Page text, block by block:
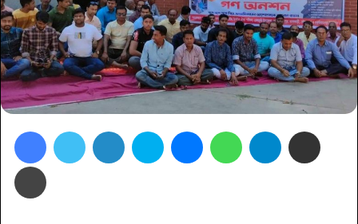
Facebook
Twitter LinkedInSkype MessengerWhatsAppTelegram
প্রিন্ট